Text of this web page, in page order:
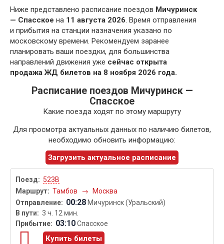
Ниже представлено расписание поездов Мичуринск
— Спасское на 11 августа 2026. Время отправления
и прибытия на станции назначения указано по
московскому времени. Рекомендуем заранее
планировать ваши поездки, для большинства
направлений движения уже сейчас открыта
продажа ЖД билетов на 8 ноября 2026 года.
Расписание поездов Мичуринск —
Спасское
Какие поезда ходят по этому маршруту
Для просмотра актуальных данных по наличию билетов,
необходимо обновить информацию:
Загрузить актуальное расписание
523В
Тамбов
→ Москва
00:28 Мичуринск (Уральский)
3 ч. 12 мин.
03:10Спасское
Купить билеты